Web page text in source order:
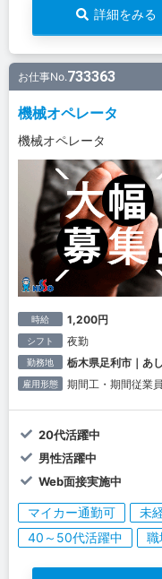
詳細をみる
お仕事No.733363
機械オペレータ
機械オペレータ
時給 1,200円
シフト 夜勤
勤務地 栃木県足利市｜あ
雇用形態 期間工・期間従業員
20代活躍中
男性活躍中
Web面接実施中
マイカー通勤可 未
40～50代活躍中
職